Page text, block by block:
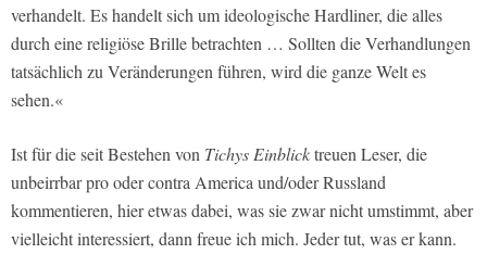
verhandelt. Es handelt sich um ideologische Hardliner, die alles
durch eine religiöse Brille betrachten … Sollten die Verhandlungen
tatsächlich zu Veränderungen führen, wird die ganze Welt es
sehen.«
Ist für die seit Bestehen von Tichys Einblicktreuen Leser, die
unbeirrbar pro oder contra America und/oder Russland
kommentieren, hier etwas dabei, was sie zwar nicht umstimmt, aber
vielleicht interessiert, dann freue ich mich. Jeder tut, was er kann.